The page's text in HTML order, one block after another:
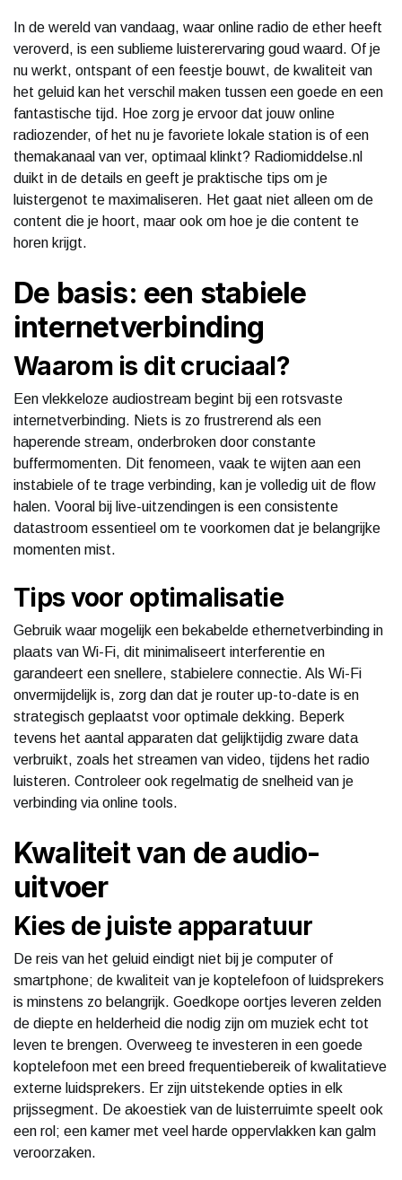
In de wereld van vandaag, waar online radio de ether heeft
veroverd, is een sublieme luisterervaring goud waard. Of je
nu werkt, ontspant of een feestje bouwt, de kwaliteit van
het geluid kan het verschil maken tussen een goede en een
fantastische tijd. Hoe zorg je ervoor dat jouw online
radiozender, of het nu je favoriete lokale station is of een
themakanaal van ver, optimaal klinkt? Radiomiddelse.nl
duikt in de details en geeft je praktische tips om je
luistergenot te maximaliseren. Het gaat niet alleen om de
content die je hoort, maar ook om hoe je die content te
horen krijgt.
De basis: een stabiele
internetverbinding
Waarom is dit cruciaal?
Een vlekkeloze audiostream begint bij een rotsvaste
internetverbinding. Niets is zo frustrerend als een
haperende stream, onderbroken door constante
buffermomenten. Dit fenomeen, vaak te wijten aan een
instabiele of te trage verbinding, kan je volledig uit de flow
halen. Vooral bij live-uitzendingen is een consistente
datastroom essentieel om te voorkomen dat je belangrijke
momenten mist.
Tips voor optimalisatie
Gebruik waar mogelijk een bekabelde ethernetverbinding in
plaats van Wi-Fi, dit minimaliseert interferentie en
garandeert een snellere, stabielere connectie. Als Wi-Fi
onvermijdelijk is, zorg dan dat je router up-to-date is en
strategisch geplaatst voor optimale dekking. Beperk
tevens het aantal apparaten dat gelijktijdig zware data
verbruikt, zoals het streamen van video, tijdens het radio
luisteren. Controleer ook regelmatig de snelheid van je
verbinding via online tools.
Kwaliteit van de audio-
uitvoer
Kies de juiste apparatuur
De reis van het geluid eindigt niet bij je computer of
smartphone; de kwaliteit van je koptelefoon of luidsprekers
is minstens zo belangrijk. Goedkope oortjes leveren zelden
de diepte en helderheid die nodig zijn om muziek echt tot
leven te brengen. Overweeg te investeren in een goede
koptelefoon met een breed frequentiebereik of kwalitatieve
externe luidsprekers. Er zijn uitstekende opties in elk
prijssegment. De akoestiek van de luisterruimte speelt ook
een rol; een kamer met veel harde oppervlakken kan galm
veroorzaken.